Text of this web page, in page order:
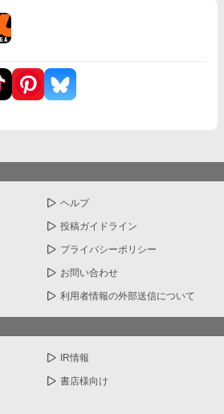
ヘルプ
投稿ガイドライン
プライバシーポリシー
お問い合わせ
利用者情報の外部送信について
IR情報
書店様向け